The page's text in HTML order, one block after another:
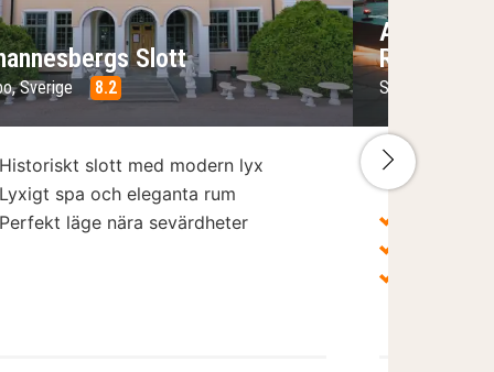
Slott
Sverige 8.2
Historiskt slott med modern lyx
Lyxigt spa och eleganta rum
Perfekt läge nära sevärdheter
Ad Astra
Resort
Södertälje,
Inklusive
Nästa